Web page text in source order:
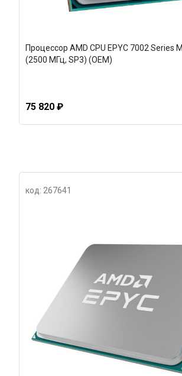
Процессор AMD CPU EPYC 7002 Series
(2500 МГц, SP3) (OEM)
75 820 ₽
код: 267641